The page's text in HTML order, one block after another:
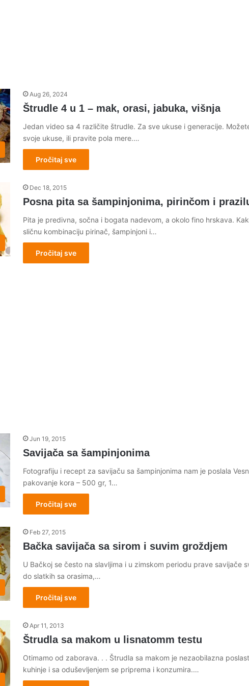
Aug 26, 2024
Štrudle 4 u 1 – mak, orasi, jabuka, višnja
Jedan video sa 4 različite štrudle. Za sve ukuse i generacije.
svoje ukuse, ili pravite pola mere.…
Pročitaj sve
Dec 18, 2015
Posna pita sa šampinjonima, pirinčom i
Pita je predivna, sočna i bogata nadevom, a okolo fino hrskava.
sličnu kombinaciju pirinač, šampinjoni i…
Pročitaj sve
Jun 19, 2015
Savijača sa šampinjonima
Fotografiju i recept za savijaču sa šampinjonima nam je poslala
pakovanje kora – 500 gr, 1…
Pročitaj sve
Feb 27, 2015
Bačka savijača sa sirom i suvim groždjem
U Bačkoj se često na slavljima i u zimskom periodu prave savijače
do slatkih sa orasima,…
Pročitaj sve
Apr 11, 2013
Štrudla sa makom u lisnatomm testu
Otimamo od zaborava. . . Štrudla sa makom je nezaobilazna
kuhinje i sa oduševljenjem se priprema i konzumira.…